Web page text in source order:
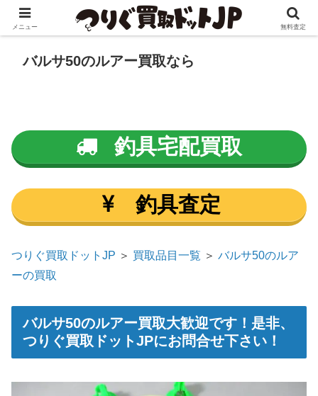
バルサ50のルアー買取なら
釣具宅配買取
釣具査定
つりぐ買取ドットJP ＞ 買取品目一覧 ＞ バルサ50のルア
ーの買取
バルサ50のルアー買取大歓迎です！是非、
つりぐ買取ドットJPにお問合せ下さい！
メニュー 無料査定